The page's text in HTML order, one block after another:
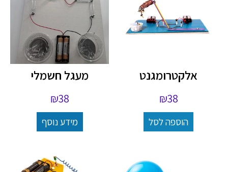
אלקטרומגנט
₪38
הוספה לסל
מעגל חשמלי
₪38
מידע נוסף